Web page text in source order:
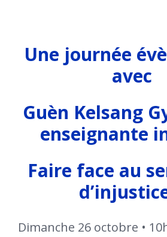
Une journée
avec
Guèn Kelsang
enseignante
Faire face au
Dimanche 26 octobre •